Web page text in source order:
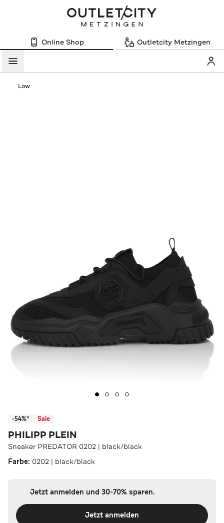
Online Shop Outletcity Metzingen
Menü
Low
-54%* Sale
PHILIPP PLEIN
Sneaker PREDATOR 0202 | black/black
Farbe: 0202 | black/black
Jetzt anmelden und 30-70% sparen.
Jetzt anmelden